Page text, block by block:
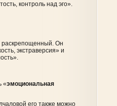
контроль над эго».
раскрепощенный. Он
экстраверсия» и
«эмоциональная
его также можно